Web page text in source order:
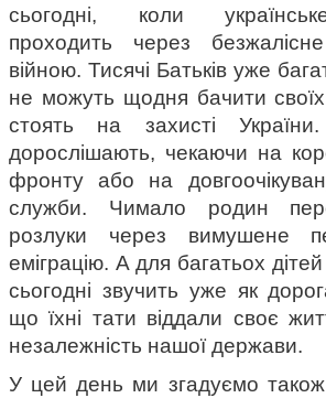
сьогодні, коли
проходить через
війною. Тисячі Батьків уже
не можуть щодня бачити
стоять на захисті
дорослішають, чекаючи на
фронту або на
служби. Чимало родин
розлуки через вимушене
еміграцію. А для багатьох
сьогодні звучить уже як
що їхні тати віддали своє
незалежність нашої держави.
У цей день ми згадуємо також